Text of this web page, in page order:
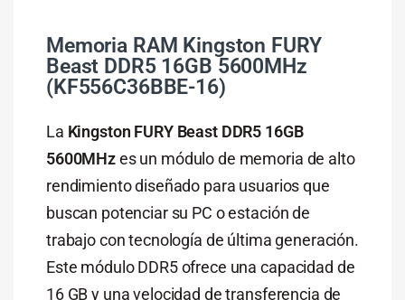
Memoria RAM Kingston FURY
Beast DDR5 16GB 5600MHz
(KF556C36BBE-16)
La Kingston FURY Beast DDR5 16GB
5600MHzes un módulo de memoria de alto
rendimiento diseñado para usuarios que
buscan potenciar su PC o estación de
trabajo con tecnología de última generación.
Este módulo DDR5 ofrece una capacidad de
16 GB y una velocidad de transferencia de